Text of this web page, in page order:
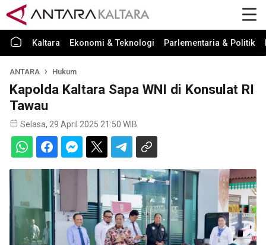
Kaltara Ekonomi & Teknologi Parlementaria & Politik
ANTARA Hukum
Kapolda Kaltara Sapa WNI di Konsulat RI
Tawau
Selasa, 29 April 2025 21:50 WIB